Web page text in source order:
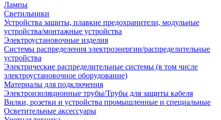
Лампы
Светильники
Устройства защиты, плавкие предохранители, модульные
устройства/монтажные устройства
Электроустановочные изделия
Системы распределения электроэнергии/распределительные
устройства
Электрические распределительные системы (в том числе
электроустановочное оборудование)
Материалы для подключения
Электроизоляционные трубы/Трубы для защиты кабеля
Вилки, розетки и устройства промышленные и специальные
Осветительные аксессуары